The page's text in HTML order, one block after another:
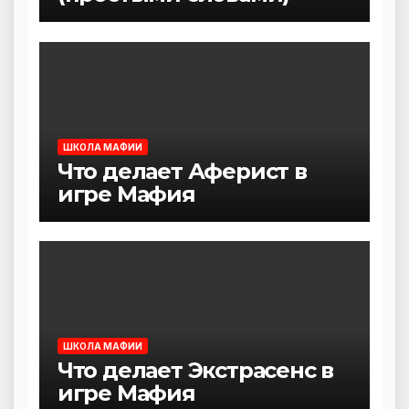
ШКОЛА МАФИИ
Что делает Аферист в
игре Мафия
ШКОЛА МАФИИ
Что делает Экстрасенс в
игре Мафия